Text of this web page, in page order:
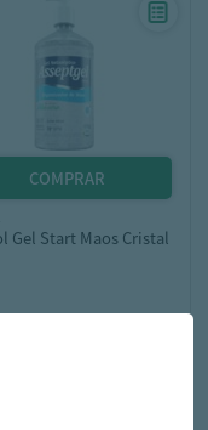
Gel Start Maos Cristal